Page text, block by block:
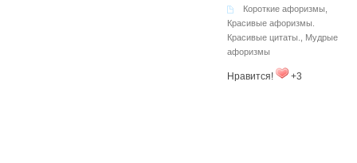
Короткие афоризмы
Красивые афоризмы.
Красивые цитаты.
Мудрые
афоризмы
Нравится! +3